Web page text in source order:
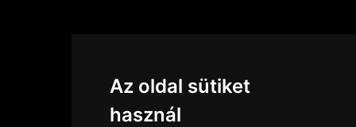
Az oldal sütiket
használ